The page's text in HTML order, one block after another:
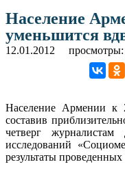
Население
уменьшится
12.01.2012
Население Армении к
составив
четверг журналистам
исследований
результаты